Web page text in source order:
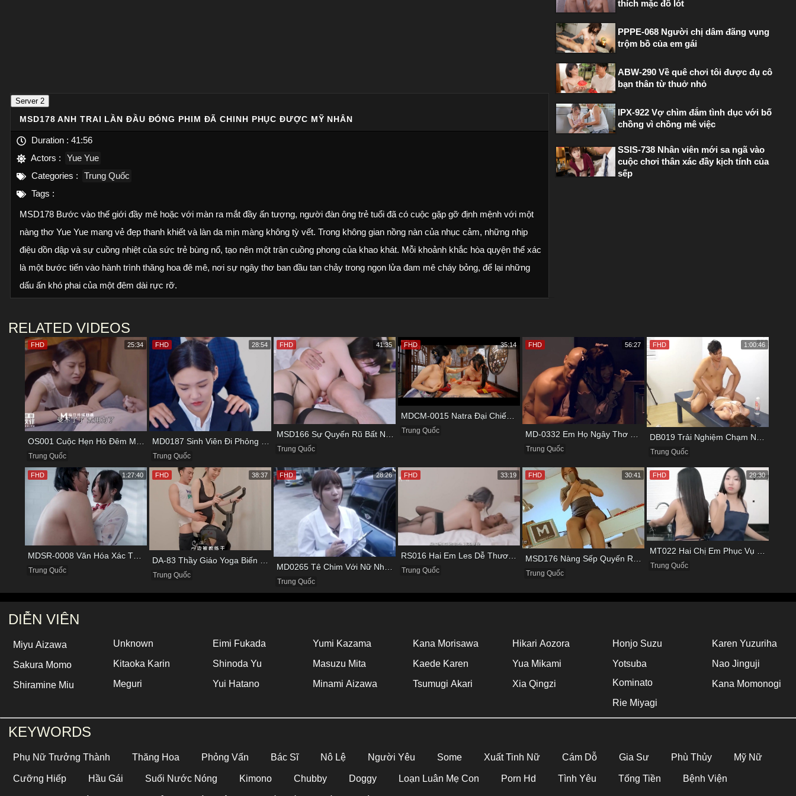
Server 2
MSD178 ANH TRAI LẦN ĐẦU ĐÓNG PHIM ĐÃ CHINH PHỤC ĐƯỢC MỸ NHÂN
Duration : 41:56
Actors :
Yue Yue
Categories :
Trung Quốc
Tags :
MSD178 Bước vào thế giới đầy mê hoặc với màn ra mắt đầy ấn tượng, người đàn ông trẻ tuổi đã có cuộc gặp gỡ định mệnh với một
nàng thơ Yue Yue mang vẻ đẹp thanh khiết và làn da mịn màng không tỳ vết. Trong không gian nồng nàn của nhục cảm, những nhịp
điệu dồn dập và sự cuồng nhiệt của sức trẻ bùng nổ, tạo nên một trận cuồng phong của khao khát. Mỗi khoảnh khắc hòa quyện thể xác
là một bước tiến vào hành trình thăng hoa đê mê, nơi sự ngây thơ ban đầu tan chảy trong ngọn lửa đam mê cháy bỏng, để lại những
dấu ấn khó phai của một đêm dài rực rỡ.
thích mặc đồ lót
PPPE-068 Người chị dâm đãng vụng
trộm bồ của em gái
ABW-290 Về quê chơi tôi được đụ cô
bạn thân từ thuở nhỏ
IPX-922 Vợ chìm đắm tình dục với bố
chồng vì chồng mê việc
SSIS-738 Nhân viên mới sa ngã vào
cuộc chơi thân xác đầy kịch tính của
sếp
RELATED VIDEOS
Trung Quốc
FHD 25:34
Trung Quốc
FHD 28:54
Trung Quốc
FHD 41:35
Trung Quốc
FHD 35:14
Trung Quốc
FHD 56:27
Trung Quốc
FHD 1:00:46
Trung Quốc
FHD 1:27:40
DA-83 Thầy Giáo Yoga Biến Thái Ép Nữ Học Viên Vừa Đạp Xe Vừa Nhún
Trung Quốc
FHD 38:37
Trung Quốc
FHD 28:26
Trung Quốc
FHD 33:19
Trung Quốc
FHD 30:41
Trung Quốc
FHD 29:30
DIỄN VIÊN
Miyu Aizawa
Sakura Momo
Shiramine Miu
Unknown
Kitaoka Karin
Meguri
Eimi Fukada
Shinoda Yu
Yui Hatano
Yumi Kazama
Masuzu Mita
Minami Aizawa
Kana Morisawa
Kaede Karen
Tsumugi Akari
Hikari Aozora
Yua Mikami
Xia Qingzi
Honjo Suzu
Yotsuba
Kominato
Rie Miyagi
Karen Yuzuriha
Nao Jinguji
Kana Momonogi
KEYWORDS
Phụ Nữ Trưởng Thành Thăng Hoa Phỏng Vấn Bác Sĩ Nô Lệ Người Yêu Some Xuất Tinh Nữ Cám Dỗ Gia Sư Phù Thủy Mỹ Nữ
Cưỡng Hiếp Hầu Gái Suối Nước Nóng Kimono Chubby Doggy Loạn Luân Mẹ Con Porn Hd Tình Yêu Tống Tiền Bệnh Viện